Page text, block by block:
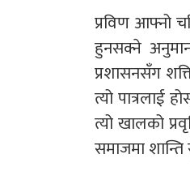
प्रविण आफ्नो
हुनसक्ने
प्रशासनसँग
त्यो पात्रलाई
त्यो खालको
समाजमा शान्ति